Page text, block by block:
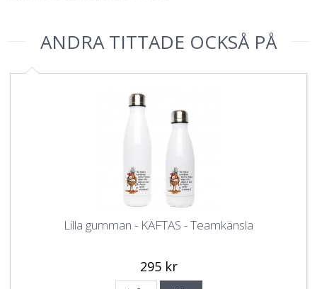
ANDRA TITTADE OCKSÅ PÅ
Lilla gumman - KÄFTAS - Teamkänsla
295 kr